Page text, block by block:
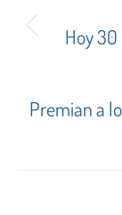
entreHoy 30
Premian a